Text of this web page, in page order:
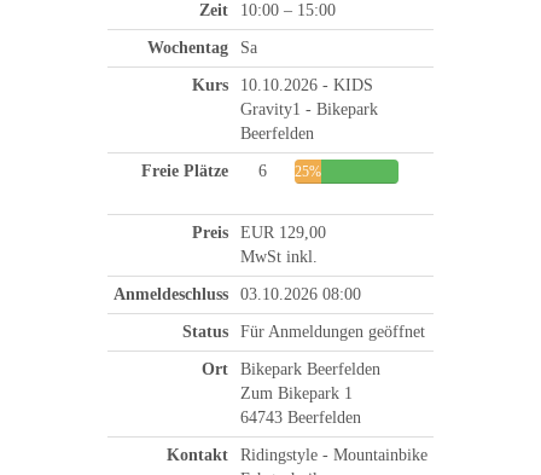
Zeit 10:00 – 15:00
Wochentag Sa
Kurs
10.10.2026 - KIDS
Gravity1 - Bikepark
Beerfelden
Freie Plätze 6 25%
Preis
EUR 129,00
MwSt inkl.
Anmeldeschluss 03.10.2026 08:00
Status Für Anmeldungen geöffnet
Ort
Bikepark Beerfelden
Zum Bikepark 1
64743 Beerfelden
Kontakt
Ridingstyle - Mountainbike